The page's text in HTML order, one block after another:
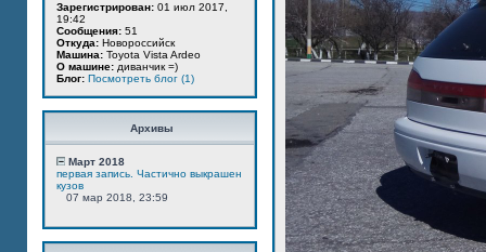
Зарегистрирован: 01 июл 2017,
19:42
Сообщения: 51
Откуда: Новороссийск
Машина: Toyota Vista Ardeo
О машине: диванчик =)
Блог: Посмотреть блог (1)
Архивы
Март 2018
первая запись. Частично выкрашен
кузов
07 мар 2018, 23:59